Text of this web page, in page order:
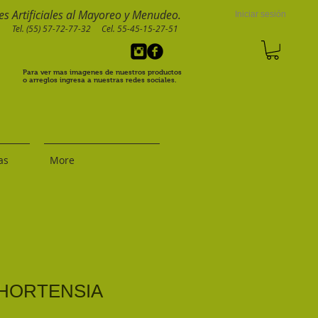
Artificiales al Mayoreo y Menudeo.
Tel. (55) 57-72-77-32 Cel. 55-45-15-27-51
Iniciar sesión
Para ver mas imagenes de nuestros productos
o arreglos ingresa a nuestras redes sociales.
More